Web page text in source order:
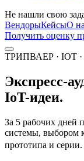
Не нашли свою
ВендорыКейсыО
Получить оценку
ТРИПВАЕР · IOT
Экспресс-
IoT-идеи.
За 5 рабочих дней
системы, выбором
прототипа и серии.